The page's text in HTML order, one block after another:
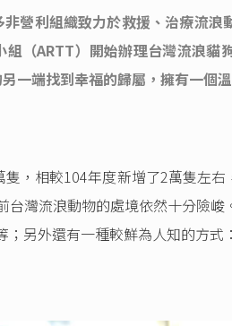
營利組織致力於救援、治療流
（ARTT）開始辦理台灣流浪貓
一端找到幸福的歸屬，擁有一個
，相較104年度新增了2萬隻左
灣流浪動物的處境依然十分險
另外還有一種較鮮為人知的方式：